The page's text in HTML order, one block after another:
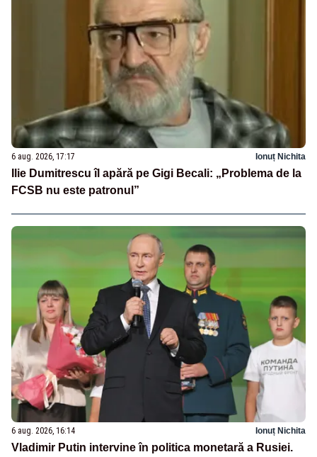
6 aug. 2026, 17:17 Ionuț Nichita
Ilie Dumitrescu îl apără pe Gigi Becali: „Problema de la
FCSB nu este patronul”
6 aug. 2026, 16:14 Ionuț Nichita
Vladimir Putin intervine în politica monetară a Rusiei.